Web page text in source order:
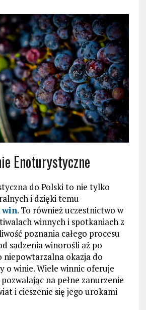
Enoturystyczne
do Polski to nie tylko
i dzięki temu
win. To również uczestnictwo w
winnych i spotkaniach z
poznania całego procesu
sadzenia winorośli aż po
okazja do
o winie. Wiele winnic oferuje
na pełne zanurzenie
i cieszenie się jego urokami